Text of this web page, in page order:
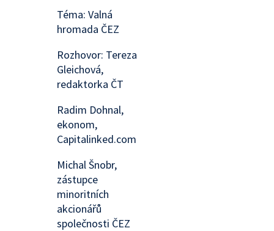
Téma: Valná
hromada ČEZ
Rozhovor: Tereza
Gleichová,
redaktorka ČT
Radim Dohnal,
ekonom,
Capitalinked.com
Michal Šnobr,
zástupce
minoritních
akcionářů
společnosti ČEZ